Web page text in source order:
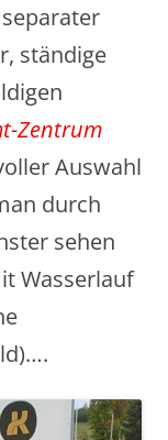
ständige
Zentrum
Auswahl
durch
sehen
Wasserlauf